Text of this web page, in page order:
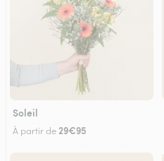
Soleil
À partir de 29€95